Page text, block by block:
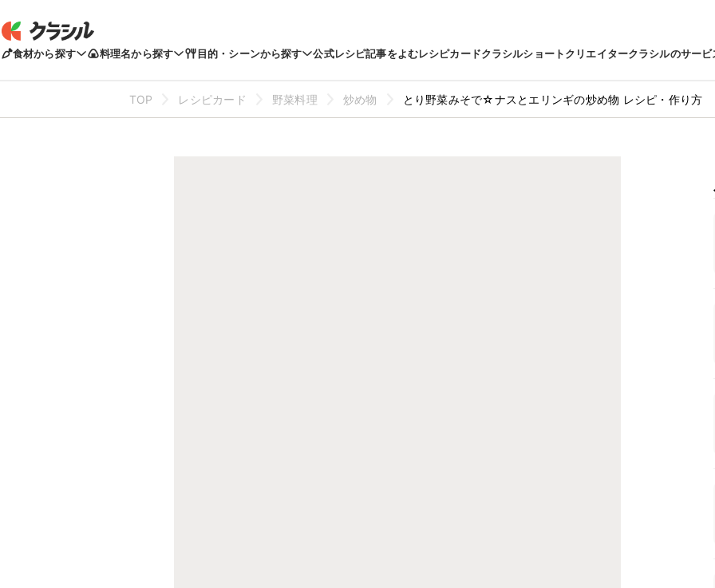
食材から探す 料理名から探す 目的・シーンから探す 公式レシピ記事をよむレシピカードクラシルショートクリエイタークラシルのサービ
TOP レシピカード 野菜料理 炒め物 とり野菜みそで☆ナスとエリンギの炒め物 レシピ・作り方